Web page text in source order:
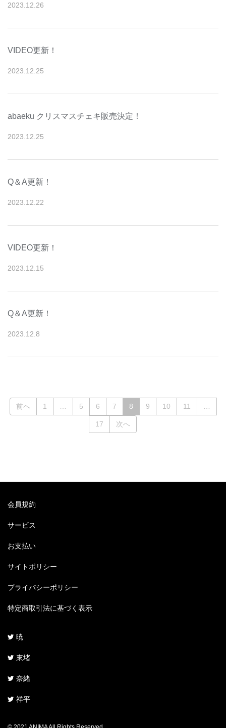
2023 12 26
VIDEO更新！
2023 12 25
abaeku クリスマスチェキ販売決定！
2023 12 25
Q＆A更新！
2023 12 22
VIDEO更新！
2023 12 15
Q＆A更新！
2023 12 8
前へ 1 5 6 7 8(current)
9 10 11
17 次へ
会員規約
サービス
お支払い
サイトポリシー
プライバシーポリシー
特定商取引法に基づく表示
暁
來堵
奈緒
祥平